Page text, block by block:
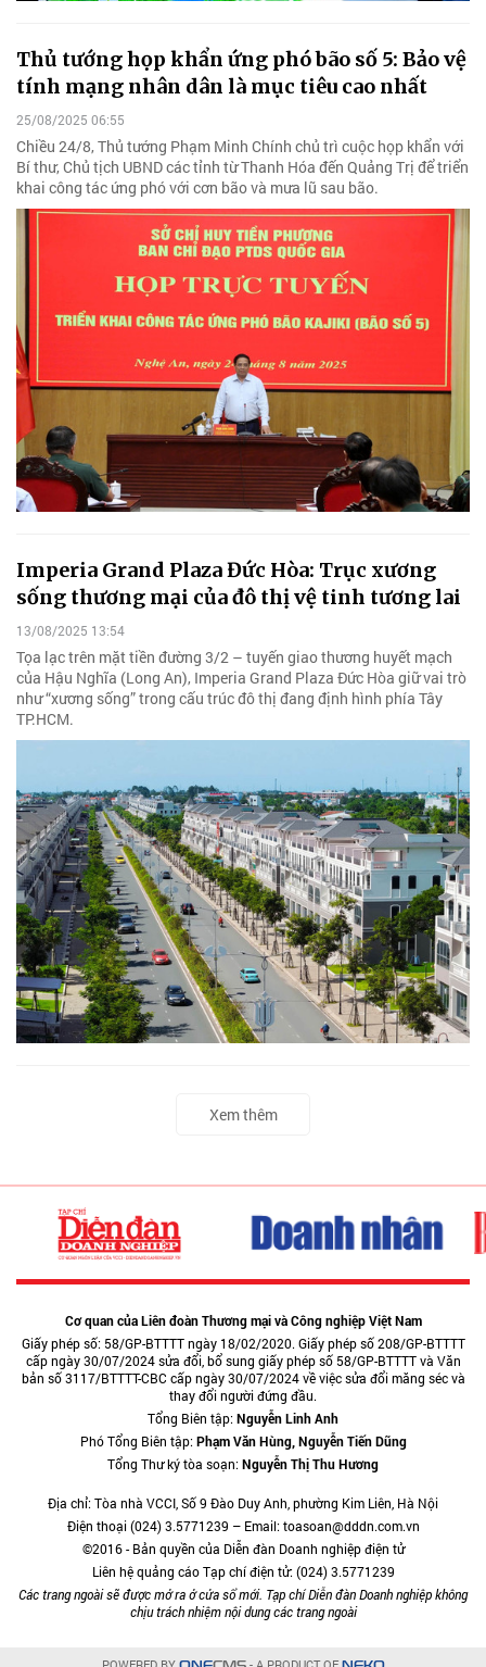
Thủ tướng họp khẩn ứng phó bão số 5: Bảo vệ
tính mạng nhân dân là mục tiêu cao nhất
25/08/2025 06:55
Chiều 24/8, Thủ tướng Phạm Minh Chính chủ trì cuộc họp khẩn với
Bí thư, Chủ tịch UBND các tỉnh từ Thanh Hóa đến Quảng Trị để triển
khai công tác ứng phó với cơn bão và mưa lũ sau bão.
Imperia Grand Plaza Đức Hòa: Trục xương
sống thương mại của đô thị vệ tinh tương lai
13/08/2025 13:54
Tọa lạc trên mặt tiền đường 3/2 – tuyến giao thương huyết mạch
của Hậu Nghĩa (Long An), Imperia Grand Plaza Đức Hòa giữ vai trò
như “xương sống” trong cấu trúc đô thị đang định hình phía Tây
TP.HCM.
Xem thêm
Cơ quan của Liên đoàn Thương mại và Công nghiệp Việt Nam
Giấy phép số: 58/GP-BTTTT ngày 18/02/2020. Giấy phép số 208/GP-BTTTT
cấp ngày 30/07/2024 sửa đổi, bổ sung giấy phép số 58/GP-BTTTT và Văn
bản số 3117/BTTTT-CBC cấp ngày 30/07/2024 về việc sửa đổi măng séc và
thay đổi người đứng đầu.
Tổng Biên tập:Nguyễn Linh Anh
Phó Tổng Biên tập:Phạm Văn Hùng, Nguyễn Tiến Dũng
Tổng Thư ký tòa soạn:Nguyễn Thị Thu Hương
Địa chỉ: Tòa nhà VCCI, Số 9 Đào Duy Anh, phường Kim Liên, Hà Nội
Điện thoại (024) 3.5771239 – Email: toasoan@dddn.com.vn
©2016 - Bản quyền của Diễn đàn Doanh nghiệp điện tử
Liên hệ quảng cáo Tạp chí điện tử: (024) 3.5771239
Các trang ngoài sẽ được mở ra ở cửa sổ mới. Tạp chí Diễn đàn Doanh nghiệp không
chịu trách nhiệm nội dung các trang ngoài